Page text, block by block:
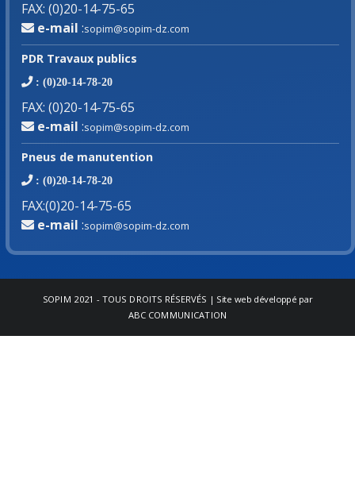
FAX:(0)20-14-75-65
e-mail:sopim@sopim-dz.com
PDR Travaux publics
: (0)20-14-78-20
FAX:(0)20-14-75-65
e-mail:sopim@sopim-dz.com
Pneus de manutention
: (0)20-14-78-20
FAX:(0)20-14-75-65
e-mail:sopim@sopim-dz.com
SOPIM 2021 - TOUS DROITS RÉSERVÉS | Site web développé par
ABC COMMUNICATION